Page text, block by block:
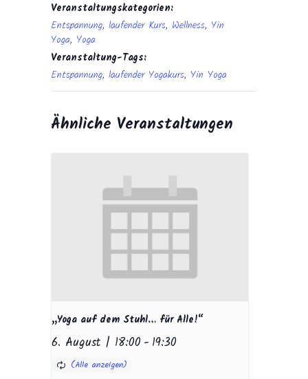
Veranstaltungskategorien:
Entspannung, laufender Kurs, Wellness, Yin
Yoga, Yoga
Veranstaltung-Tags:
Entspannung, laufender Yogakurs, Yin Yoga
Ähnliche Veranstaltungen
„Yoga auf dem Stuhl… für Alle!“
6. August | 18:00 -19:30